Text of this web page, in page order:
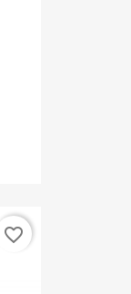
favorite_border